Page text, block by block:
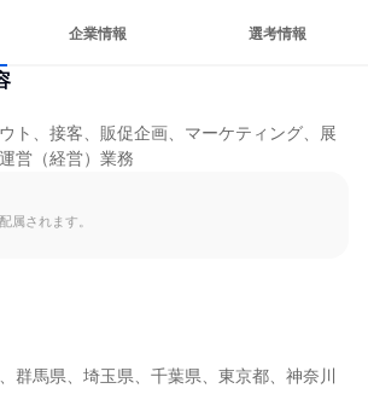
企業情報 選考情報
ト、接客、販促企画、マーケティング、展
営（経営）業務
属されます。
群馬県、埼玉県、千葉県、東京都、神奈川